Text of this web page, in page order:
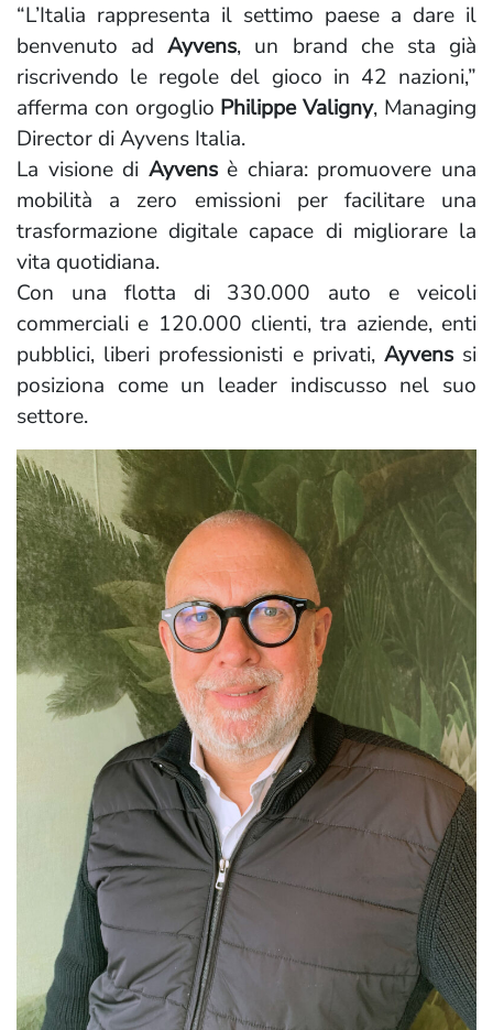
“L’Italia rappresenta il settimo paese a dare il
benvenuto adAyvens, un brand che sta già
riscrivendo le regole del gioco in 42 nazioni,”
afferma con orgoglio Philippe Valigny, Managing
Director di Ayvens Italia.
La visione di Ayvensè chiara: promuovere una
mobilità a zero emissioni per facilitare una
trasformazione digitale capace di migliorare la
vita quotidiana.
Con una flotta di 330.000 auto e veicoli
commerciali e 120.000 clienti, tra aziende, enti
pubblici, liberi professionisti e privati, Ayvenssi
posiziona come un leader indiscusso nel suo
settore.